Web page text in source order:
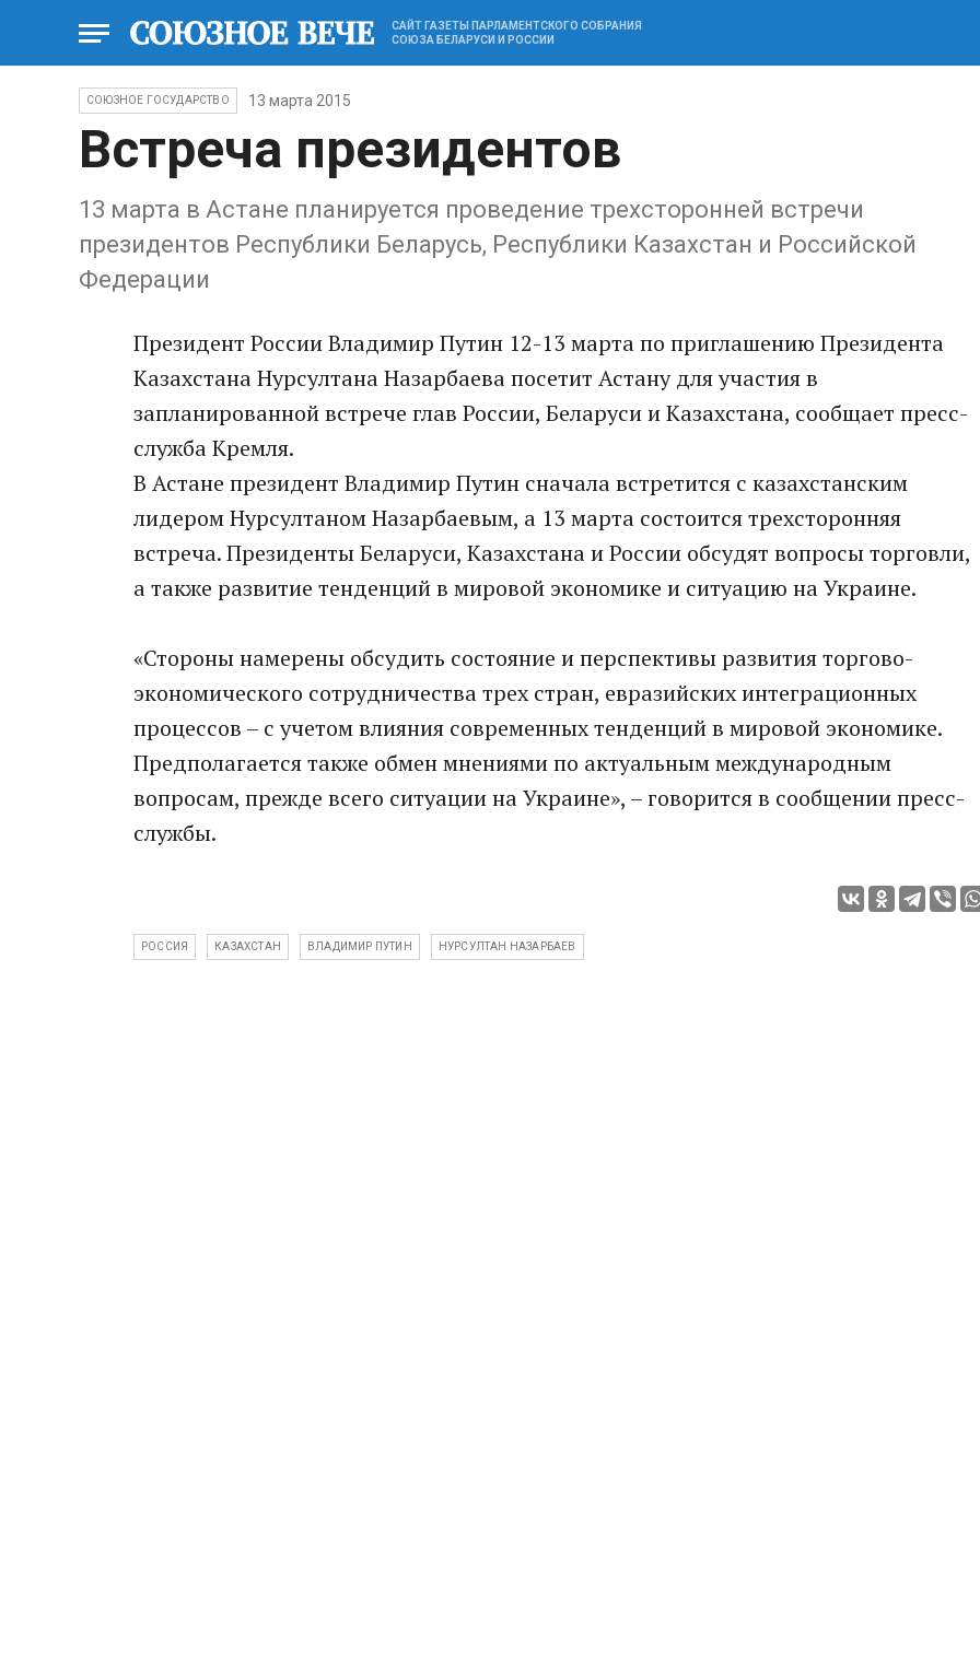
САЙТ ГАЗЕТЫ ПАРЛАМЕНТСКОГО СОБРАНИЯ
СОЮЗА БЕЛАРУСИ И РОССИИ
СОЮЗНОЕ ГОСУДАРСТВО 13 марта 2015
Встреча президентов
13 марта в Астане планируется проведение трехсторонней встречи
президентов Республики Беларусь, Республики Казахстан и Российской
Федерации
Президент России Владимир Путин 12-13 марта по приглашению Президента
Казахстана Нурсултана Назарбаева посетит Астану для участия в
запланированной встрече глав России, Беларуси и Казахстана, сообщает пресс-
служба Кремля.
В Астане президент Владимир Путин сначала встретится с казахстанским
лидером Нурсултаном Назарбаевым, а 13 марта состоится трехсторонняя
встреча. Президенты Беларуси, Казахстана и России обсудят вопросы торговли,
а также развитие тенденций в мировой экономике и ситуацию на Украине.
«Стороны намерены обсудить состояние и перспективы развития торгово-
экономического сотрудничества трех стран, евразийских интеграционных
процессов – с учетом влияния современных тенденций в мировой экономике.
Предполагается также обмен мнениями по актуальным международным
вопросам, прежде всего ситуации на Украине», – говорится в сообщении пресс-
службы.
РОССИЯ КАЗАХСТАН ВЛАДИМИР ПУТИН НУРСУЛТАН НАЗАРБАЕВ